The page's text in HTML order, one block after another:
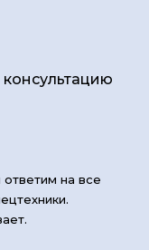
консультацию
на все